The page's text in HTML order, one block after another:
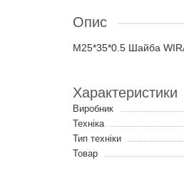
Опис
M25*35*0.5 Шайба
Характеристики
Виробник
Техніка
Тип техніки
Товар